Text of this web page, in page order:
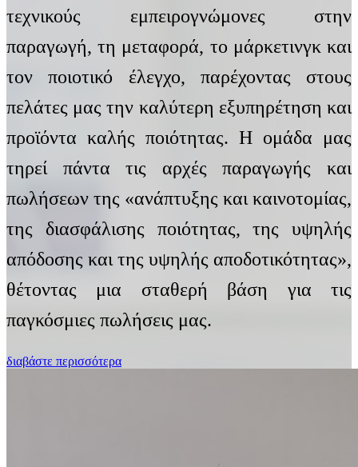
τεχνικούς εμπειρογνώμονες στην
παραγωγή, τη μεταφορά, το μάρκετινγκ και
τον ποιοτικό έλεγχο, παρέχοντας στους
πελάτες μας την καλύτερη εξυπηρέτηση και
προϊόντα καλής ποιότητας. Η ομάδα μας
τηρεί πάντα τις αρχές παραγωγής και
πωλήσεων της «ανάπτυξης και καινοτομίας,
της διασφάλισης ποιότητας, της υψηλής
απόδοσης και της υψηλής αποδοτικότητας»,
θέτοντας μια σταθερή βάση για τις
παγκόσμιες πωλήσεις μας.
διαβάστε περισσότερα